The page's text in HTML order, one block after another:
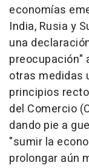
economías
India, Rusia y
una
preocupación"
otras medidas
principios
del Comercio
dando pie a
"sumir la
prolongar aún